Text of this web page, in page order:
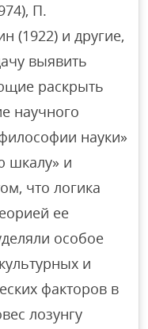
П.
(1922) и другие,
выявить
раскрыть
научного
науки»
шкалу» и
что логика
ее
особое
и
факторов в
лозунгу